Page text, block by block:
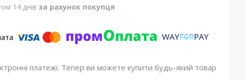
14 днів за рахунок покупця
платежі. Тепер ви можете купити будь-який товар